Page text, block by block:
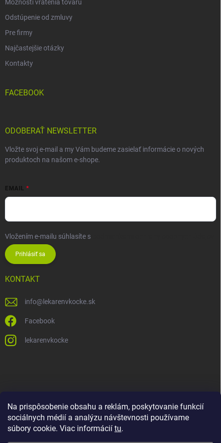
Na prispôsobenie obsahu a reklám, poskytovanie funkcií
sociálnych médií a analýzu návštevnosti používame
súbory cookie. Viac informácií tu.
Možnosti vrátenia tovaru
Odstúpenie od zmluvy
Pre firmy
Najčastejšie otázky
Kontakty
FACEBOOK
ODOBERAŤ NEWSLETTER
Vložte svoj e-mail a my Vám budeme zasielať informácie o nových
produktoch na našom e-shope.
EMAIL
Vložením e-mailu súhlasíte s
Prihlásiť sa
KONTAKT
info@ lekarenvkocke.sk
Facebook
lekarenvkocke